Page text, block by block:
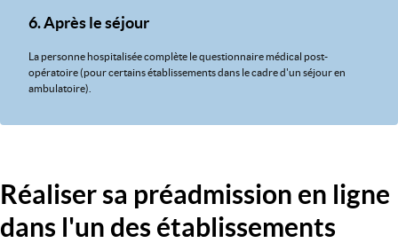
6. Après le séjour
La personne hospitalisée complète le questionnaire médical post-
opératoire (pour certains établissements dans le cadre d'un séjour en
ambulatoire).
Réaliser sa préadmission en ligne
dans l'un des établissements